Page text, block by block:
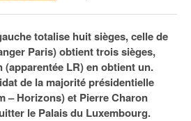
Paris
totalise huit sièges, celle de
Paris) obtient trois sièges,
(apparentée LR) en obtient un.
de la majorité présidentielle
– Horizons) et Pierre Charon
le Palais du Luxembourg.